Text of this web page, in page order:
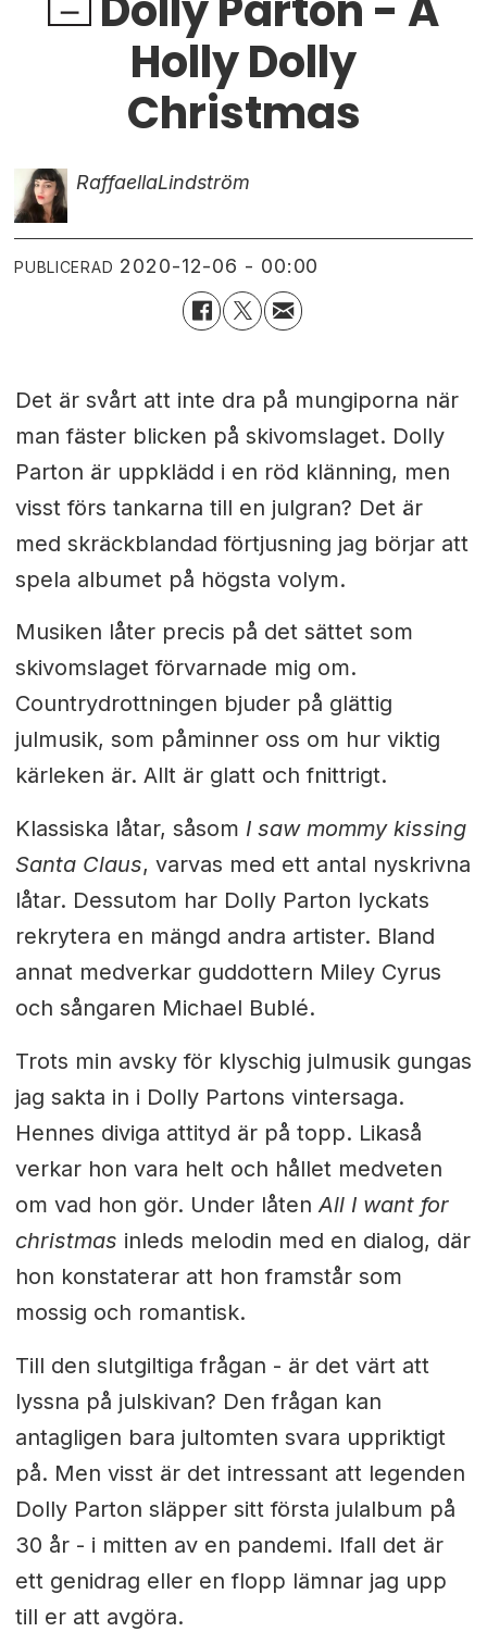
Holly Dolly
Christmas
RaffaellaLindström
PUBLICERAD 2020-12-06 - 00:00
Det är svårt att inte dra på mungiporna när
man fäster blicken på skivomslaget. Dolly
Parton är uppklädd i en röd klänning, men
visst förs tankarna till en julgran? Det är
med skräckblandad förtjusning jag börjar att
spela albumet på högsta volym.
Musiken låter precis på det sättet som
skivomslaget förvarnade mig om.
Countrydrottningen bjuder på glättig
julmusik, som påminner oss om hur viktig
kärleken är. Allt är glatt och fnittrigt.
Klassiska låtar, såsom I saw mommy kissing
Santa Claus, varvas med ett antal nyskrivna
låtar. Dessutom har Dolly Parton lyckats
rekrytera en mängd andra artister. Bland
annat medverkar guddottern Miley Cyrus
och sångaren Michael Bublé.
Trots min avsky för klyschig julmusik gungas
jag sakta in i Dolly Partons vintersaga.
Hennes diviga attityd är på topp. Likaså
verkar hon vara helt och hållet medveten
om vad hon gör. Under låtenAll I want for
christmas inleds melodin med en dialog, där
hon konstaterar att hon framstår som
mossig och romantisk.
Till den slutgiltiga frågan - är det värt att
lyssna på julskivan? Den frågan kan
antagligen bara jultomten svara uppriktigt
på. Men visst är det intressant att legenden
Dolly Parton släpper sitt första julalbum på
30 år - i mitten av en pandemi. Ifall det är
ett genidrag eller en flopp lämnar jag upp
till er att avgöra.